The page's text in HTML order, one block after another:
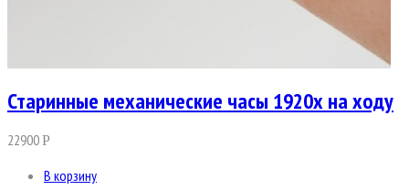
Старинные механические часы 1920х на ходу
22900Р
В корзину